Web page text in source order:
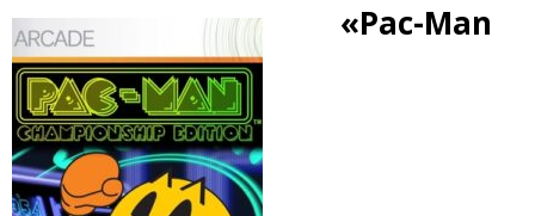
«Pac-Man